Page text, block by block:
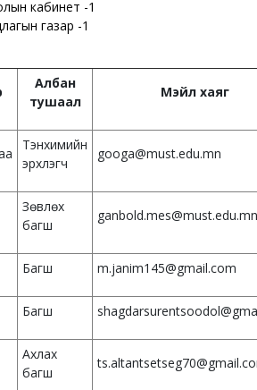
кабинет -1
газар -1
Албан
тушаал
Мэйл хаяг
Тэнхимийн
эрхлэгч
googa@must.edu.mn
Зөвлөх
багш
ganbold.mes@must.edu.mn
Багш m.janim145@gmail.com
Багш
Ахлах
багш